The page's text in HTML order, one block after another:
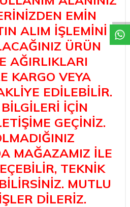
EMİN
ALIM İŞLEMİNİ
ÜRÜN
AĞIRLIKLARI
KARGO VEYA
EDİLEBİLİR.
İÇİN
GEÇİNİZ.
MAĞAZAMIZ İLE
TEKNİK
MUTLU
DİLERİZ.